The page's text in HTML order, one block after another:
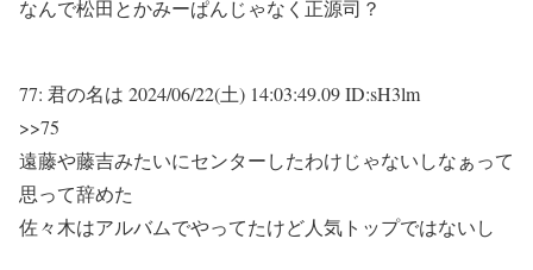
なんで松田とかみーぱんじゃなく正源司？
77: 君の名は 2024/06/22(土) 14:03:49.09 ID:sH3lm
>>75
遠藤や藤吉みたいにセンターしたわけじゃないしなぁって
思って辞めた
佐々木はアルバムでやってたけど人気トップではないし